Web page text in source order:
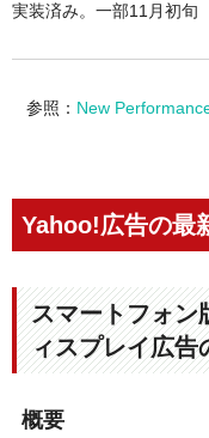
実装済み。一部11月初旬
参照： New
Yahoo!広告の最
スマートフォン
ィスプレイ広告
概要